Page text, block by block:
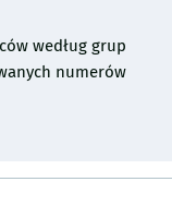
według grup
numerów